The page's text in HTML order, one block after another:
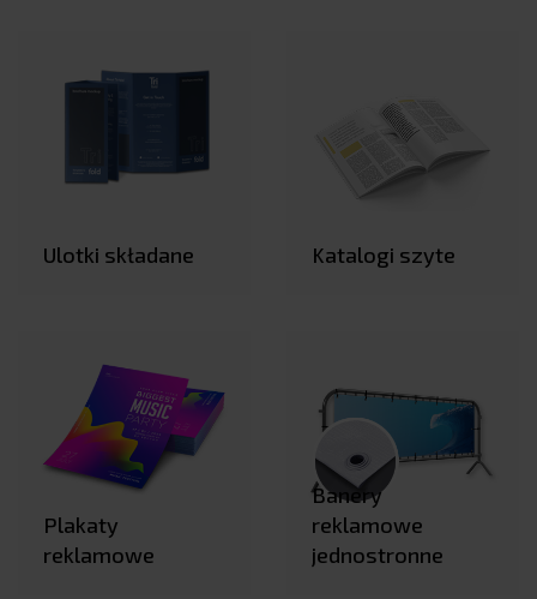
Ulotki składane Katalogi szyte
Plakaty
reklamowe
Banery
reklamowe
jednostronne